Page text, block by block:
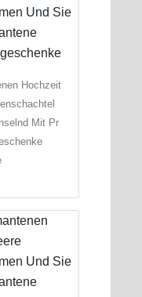
Hochzeit
Mit Pr